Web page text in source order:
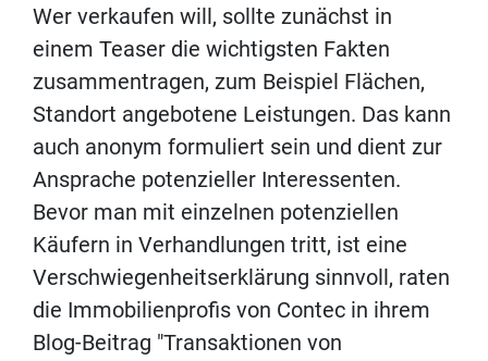
Wer verkaufen will, sollte zunächst in
einem Teaser die wichtigsten Fakten
zusammentragen, zum Beispiel Flächen,
Standort angebotene Leistungen. Das kann
auch anonym formuliert sein und dient zur
Ansprache potenzieller Interessenten.
Bevor man mit einzelnen potenziellen
Käufern in Verhandlungen tritt, ist eine
Verschwiegenheitserklärung sinnvoll, raten
die Immobilienprofis von Contec in ihrem
Blog-Beitrag "Transaktionen von